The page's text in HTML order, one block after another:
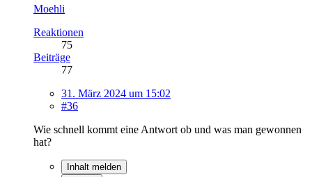
Moehli
Reaktionen
75
Beiträge
77
31. März 2024 um 15:02
#36
Wie schnell kommt eine Antwort ob und was man gewonnen
hat?
Inhalt melden